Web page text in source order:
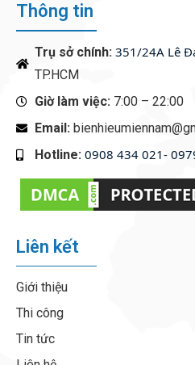
Thông tin
Trụ sở chính: 351/24A Lê
TP.HCM
Giờ làm việc: 7:00 – 22:00
Email:
Hotline: 0908 434 021-
Liên kết
Giới thiệu
Thi công
Tin tức